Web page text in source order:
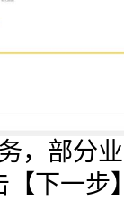
，部分
下一步